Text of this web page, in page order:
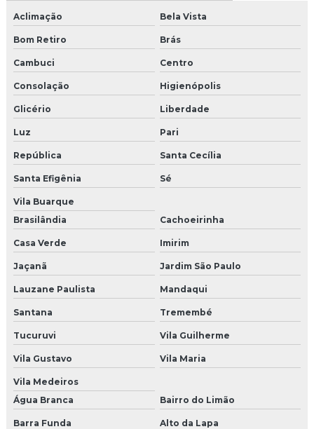
Granalha de inox
Granalha de inox para jateamento
Granalha para jateamento
Granalha para jateamento onde comprar
Granalha para jateamento preço
Granalha para jateamento em são Paulo
Granalha para shot peening
Granalha de zinco
Jateamento abrasivo com granalha
Jateamento abrasivo com granalha de aço
Jateamento com granalha
Jateamento com granalha de aço inox
Jateamento com granalha inox
Jateamento shot peening
Aclimação Bela Vista
Bom Retiro Brás
Cambuci Centro
Consolação Higienópolis
Glicério Liberdade
Luz Pari
República Santa Cecília
Santa Efigênia Sé
Vila Buarque
Brasilândia
Cachoeirinha
Casa Verde Imirim
Jaçanã Jardim São Paulo
Lauzane Paulista Mandaqui
Santana Tremembé
Tucuruvi Vila Guilherme
Vila Gustavo Vila Maria
Vila Medeiros
Água Branca
Bairro do Limão
Barra Funda Alto da Lapa